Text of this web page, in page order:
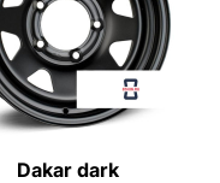
Dakar dark